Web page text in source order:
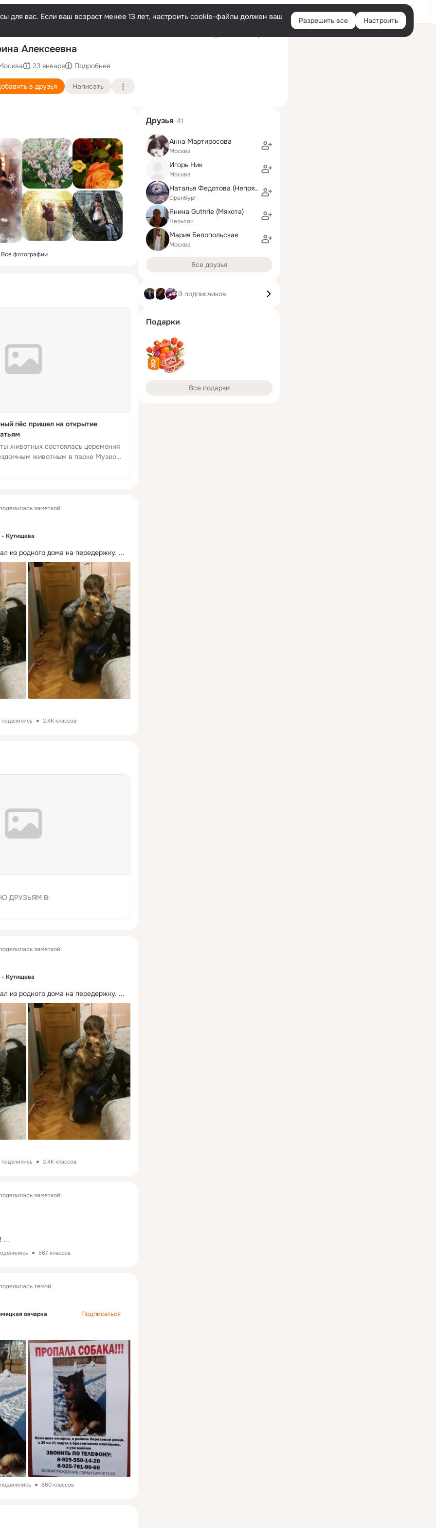
Войти
для вас. Если ваш возраст менее 13 лет, настроить cookie-файлы должен ваш
Разрешить все Настроить
Алексеевна
23 января Подробнее
в друзья Написать
Все фотографии
пёс пришел на открытие
животных состоялась церемония
животным в парке Музеон
народа, прессы, пришли
заметкой
- Кутищева
из родного дома на передержку. ...
поделились 2.4K классов
ДРУЗЬЯМ В:
заметкой
- Кутищева
из родного дома на передержку. ...
поделились 2.4K классов
заметкой
...
867 классов
темой
овчарка Подписаться
860 классов
Друзья 41
Анна Мартиросова
Москва
Игорь Ник
Москва
Наталья Федотова (Непряхина)
Оренбург
Янина Guthrie (Мякота)
Нельсон
Мария Белопольская
Москва
Все друзья
9 подписчиков
Подарки
Все подарки